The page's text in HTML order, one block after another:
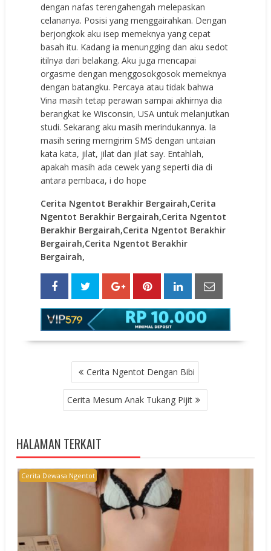
dengan nafas terengahengah melepaskan
celananya. Posisi yang menggairahkan. Dengan
berjongkok aku isep memeknya yang cepat
basah itu. Kadang ia menungging dan aku sedot
itilnya dari belakang. Aku juga mencapai
orgasme dengan menggosokgosok memeknya
dengan batangku. Percaya atau tidak bahwa
Vina masih tetap perawan sampai akhirnya dia
berangkat ke Wisconsin, USA untuk melanjutkan
studi. Sekarang aku masih merindukannya. Ia
masih sering merngirim SMS dengan untaian
kata kata, jilat, jilat dan jilat say. Entahlah,
apakah masih ada cewek yang seperti dia di
antara pembaca, i do hope
Cerita Ngentot Berakhir Bergairah,Cerita
Ngentot Berakhir Bergairah,Cerita Ngentot
Berakhir Bergairah,Cerita Ngentot Berakhir
Bergairah,Cerita Ngentot Berakhir
Bergairah,
Cerita Ngentot Dengan Bibi
Cerita Mesum Anak Tukang Pijit
HALAMAN TERKAIT
Cerita Dewasa Ngentot